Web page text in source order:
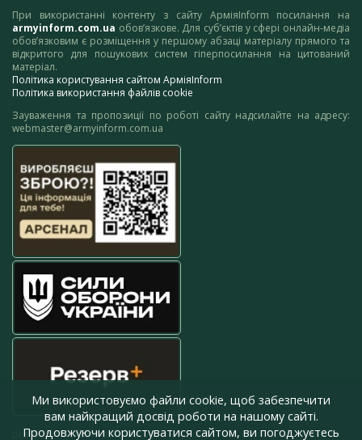
При використанні контенту з сайту АрміяInform посилання на
armyinform.com.ua обов’язкове. Для суб’єктів у сфері онлайн-медіа
обов’язковим є розміщення у першому абзаці матеріалу прямого та
відкритого для пошукових систем гіперпосилання на цитований
матеріал.
Політика користування сайтом АрміяInform
Політика використання файлів cookie
Зауваження та пропозиції по роботі сайту надсилайте на адресу:
webmaster@armyinform.com.ua
press@armyinform.com.ua
Ми використовуємо файли cookie, щоб забезпечити
вам найкращий досвід роботи на нашому сайті.
Продовжуючи користуватися сайтом, ви погоджуєтесь